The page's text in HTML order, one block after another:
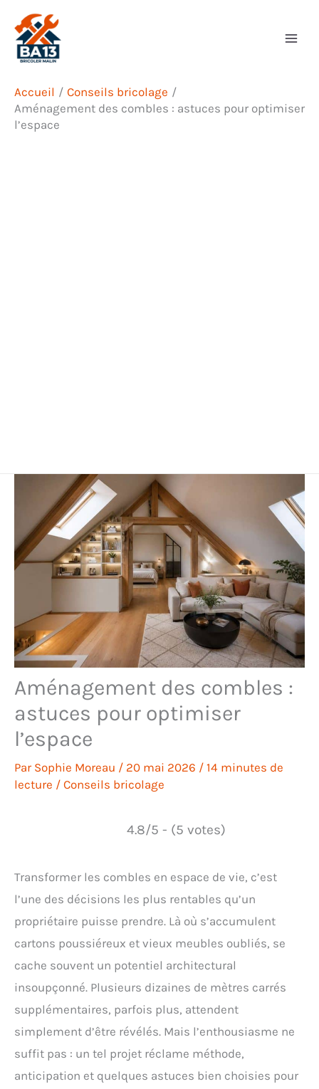
contenu
Accueil
Conseils bricolage
Aménagement des combles : astuces pour optimiser
l’espace
Aménagement des combles :
astuces pour optimiser
l’espace
Par Sophie Moreau / 20 mai 2026 / 14 minutes de
lecture / Conseils bricolage
4.8/5 - (5 votes)
Transformer les combles en espace de vie, c’est
l’une des décisions les plus rentables qu’un
propriétaire puisse prendre. Là où s’accumulent
cartons poussiéreux et vieux meubles oubliés, se
cache souvent un potentiel architectural
insoupçonné. Plusieurs dizaines de mètres carrés
supplémentaires, parfois plus, attendent
simplement d’être révélés. Mais l’enthousiasme ne
suffit pas : un tel projet réclame méthode,
anticipation et quelques astuces bien choisies pour
Rechercher